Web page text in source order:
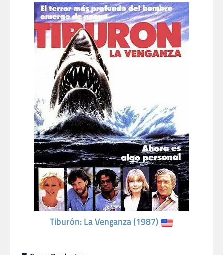
Tiburón: La Venganza (1987)